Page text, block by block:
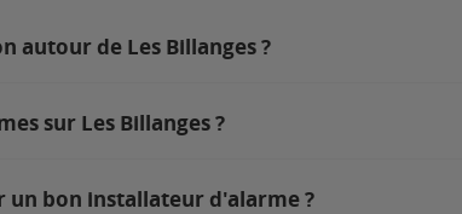
autour de Les Billanges ?
sur Les Billanges ?
un bon installateur d'alarme ?